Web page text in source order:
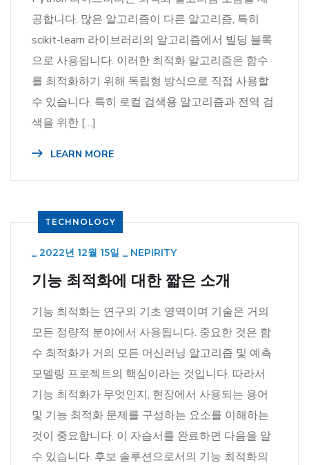
공합니다. 많은 알고리즘이 다른 알고리즘, 특히
scikit-learn 라이브러리의 알고리즘에서 빌딩 블록
으로 사용됩니다. 이러한 최적화 알고리즘은 함수
를 최적화하기 위해 독립형 방식으로 직접 사용할
수 있습니다. 특히 로컬 검색용 알고리즘과 전역 검
색을 위한 […]
LEARN MORE
TECHNOLOGY
_ 2022년 12월 15일 _ NEPIRITY
기능 최적화에 대한 짧은 소개
기능 최적화는 연구의 기초 영역이며 기술은 거의
모든 정량적 분야에서 사용됩니다. 중요한 것은 함
수 최적화가 거의 모든 머신러닝 알고리즘 및 예측
모델링 프로젝트의 핵심이라는 것입니다. 따라서
기능 최적화가 무엇인지, 현장에서 사용되는 용어
및 기능 최적화 문제를 구성하는 요소를 이해하는
것이 중요합니다. 이 자습서를 완료하면 다음을 알
수 있습니다. 후보 솔루션으로서의 기능 최적화의